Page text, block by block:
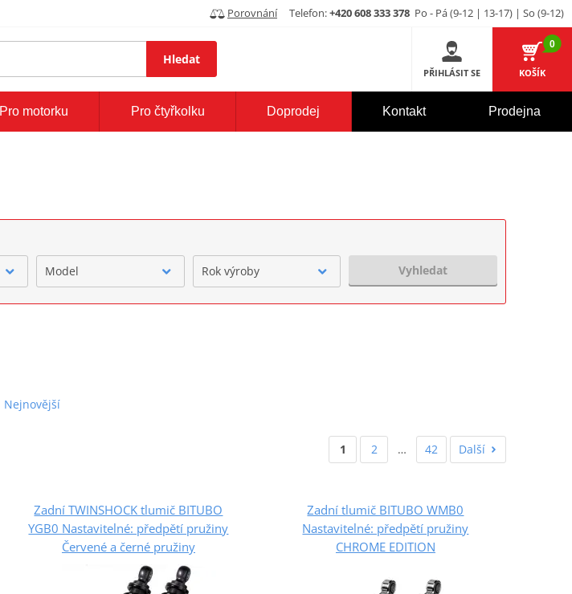
Porovnání Telefon:+420 608 333 378 Po - Pá (9-12 | 13-17) | So (9-12)
Hledat
PŘIHLÁSIT SE
0
KOŠÍK
Pro motorku Pro čtyřkolku Doprodej Kontakt Prodejna
Model Rok výroby Vyhledat
Nejnovější
1 2 … 42 Další
Zadní TWINSHOCK tlumič BITUBO
YGB0 Nastavitelné: předpětí pružiny
Červené a černé pružiny
Zadní tlumič BITUBO WMB0
Nastavitelné: předpětí pružiny
CHROME EDITION